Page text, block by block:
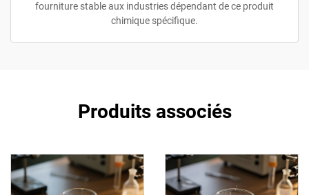
fourniture stable aux industries dépendant de ce produit
chimique spécifique.
Produits associés